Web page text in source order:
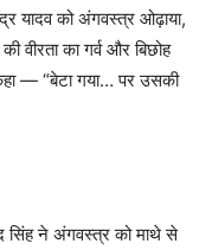
यादव को अंगवस्त्र ओढ़ाया,
वीरता का गर्व और बिछोह
— “बेटा गया… पर उसकी
सिंह ने अंगवस्त्र को माथे से